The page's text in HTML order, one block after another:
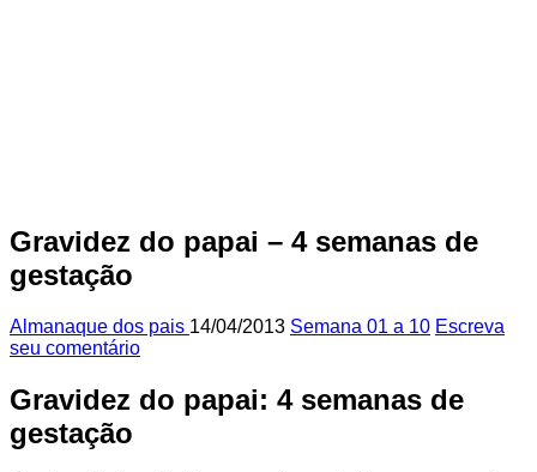
Gravidez do papai – 4 semanas de
gestação
Almanaque dos pais 14/04/2013 Semana 01 a 10 Escreva
seu comentário
Gravidez do papai: 4 semanas de
gestação